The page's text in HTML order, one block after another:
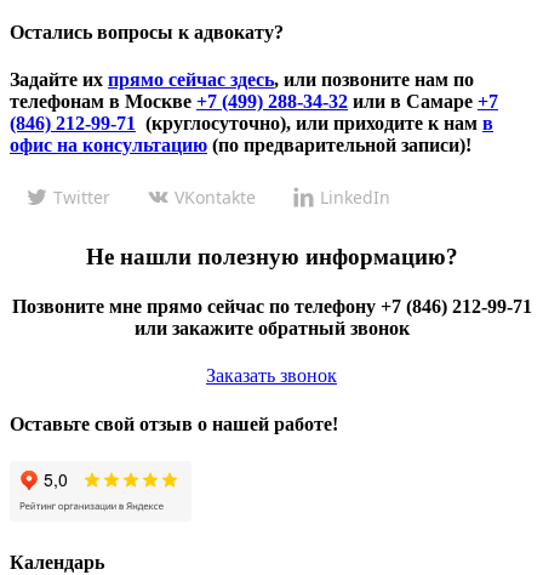
Остались вопросы к адвокату?
Задайте их прямо сейчас здесь, или позвоните нам по
телефонам в Москве +7 (499) 288-34-32 или в Самаре +7
(846) 212-99-71 (круглосуточно), или приходите к нам в
офис на консультацию (по предварительной записи)!
Twitter VKontakte LinkedIn
Не нашли полезную информацию?
Позвоните мне прямо сейчас по телефону +7 (846) 212-99-71
или закажите обратный звонок
Заказать звонок
Оставьте свой отзыв о нашей работе!
Календарь